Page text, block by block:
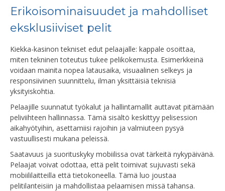
Erikoisominaisuudet ja mahdolliset
eksklusiiviset pelit
Kiekka-kasinon tekniset edut pelaajalle: kappale osoittaa,
miten tekninen toteutus tukee pelikokemusta. Esimerkkeinä
voidaan mainita nopea latausaika, visuaalinen selkeys ja
responsiivinen suunnittelu, ilman yksittäisiä teknisiä
yksityiskohtia.
Pelaajille suunnatut työkalut ja hallintamallit auttavat pitämään
peliviihteen hallinnassa. Tämä sisältö keskittyy pelisession
aikahyötyihin, asettamiisi rajoihin ja valmiuteen pysyä
vastuullisesti mukana peleissä.
Saatavuus ja suorituskyky mobiilissa ovat tärkeitä nykypäivänä.
Pelaajat voivat odottaa, että pelit toimivat sujuvasti sekä
mobiililaitteilla että tietokoneella. Tämä luo joustaa
pelitilanteisiin ja mahdollistaa pelaamisen missä tahansa.